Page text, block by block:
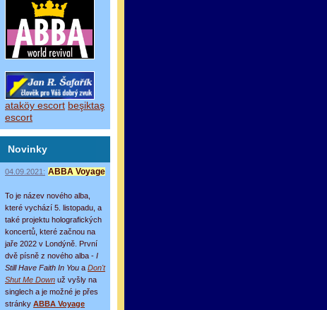
ataköy escort beşiktaş
escort
Novinky
04.09.2021: ABBA Voyage
To je název nového alba,
které vychází 5. listopadu, a
také projektu holografických
koncertů, které začnou na
jaře 2022 v Londýně. První
dvě písně z nového alba - I
Still Have Faith In You a Don't
Shut Me Down už vyšly na
singlech a je možné je přes
stránky ABBA Voyage